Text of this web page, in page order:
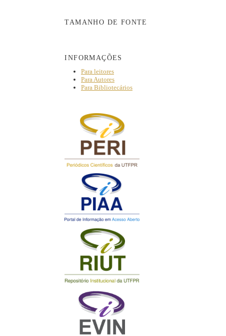
TAMANHO DE FONTE
INFORMAÇÕES
Para leitores
Para Autores
Para Bibliotecários